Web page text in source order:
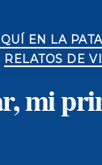
EN LA
RELATOS DE
mi